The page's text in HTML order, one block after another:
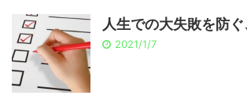
人生での大失敗を防
2021/1/7